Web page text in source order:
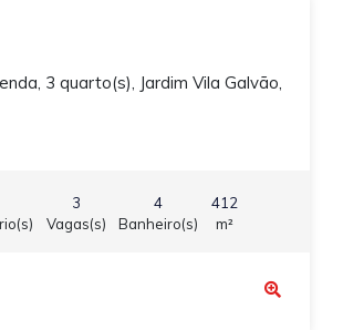
3 quarto(s), Jardim Vila Galvão,
3
Vagas(s)
4
Banheiro(s)
412
m²